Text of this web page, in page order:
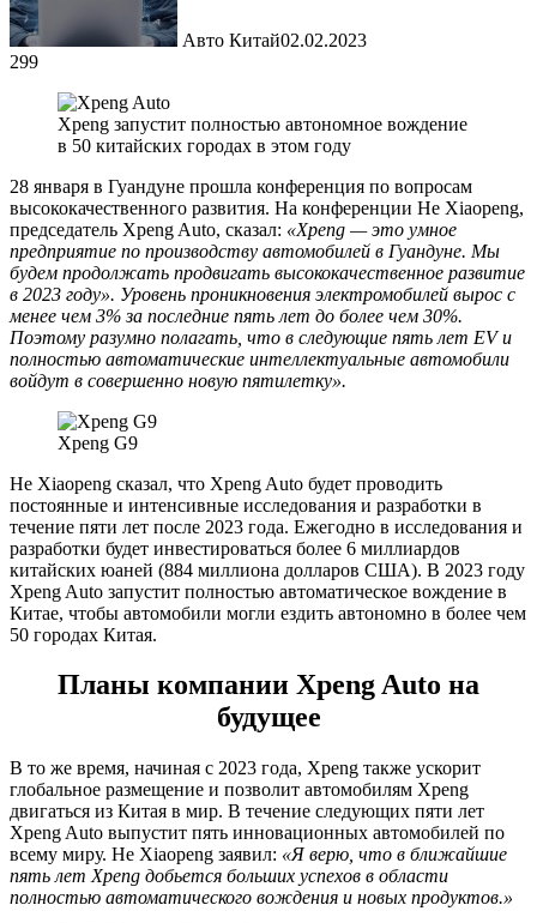
Авто Китай02.02.2023
299
Xpeng запустит полностью автономное вождение
в 50 китайских городах в этом году
28 января в Гуандуне прошла конференция по вопросам
высококачественного развития. На конференции He Xiaopeng,
председатель Xpeng Auto, сказал: «Xpeng — это умное
предприятие по производству автомобилей в Гуандуне. Мы
будем продолжать продвигать высококачественное развитие
в 2023 году». Уровень проникновения электромобилей вырос с
менее чем 3% за последние пять лет до более чем 30%.
Поэтому разумно полагать, что в следующие пять лет EV и
полностью автоматические интеллектуальные автомобили
войдут в совершенно новую пятилетку».
Xpeng G9
He Xiaopeng сказал, что Xpeng Auto будет проводить
постоянные и интенсивные исследования и разработки в
течение пяти лет после 2023 года. Ежегодно в исследования и
разработки будет инвестироваться более 6 миллиардов
китайских юаней (884 миллиона долларов США). В 2023 году
Xpeng Auto запустит полностью автоматическое вождение в
Китае, чтобы автомобили могли ездить автономно в более чем
50 городах Китая.
Планы компании Xpeng Auto на
будущее
В то же время, начиная с 2023 года, Xpeng также ускорит
глобальное размещение и позволит автомобилям Xpeng
двигаться из Китая в мир. В течение следующих пяти лет
Xpeng Auto выпустит пять инновационных автомобилей по
всему миру. He Xiaopeng заявил: «Я верю, что в ближайшие
пять лет Xpeng добьется больших успехов в области
полностью автоматического вождения и новых продуктов.»